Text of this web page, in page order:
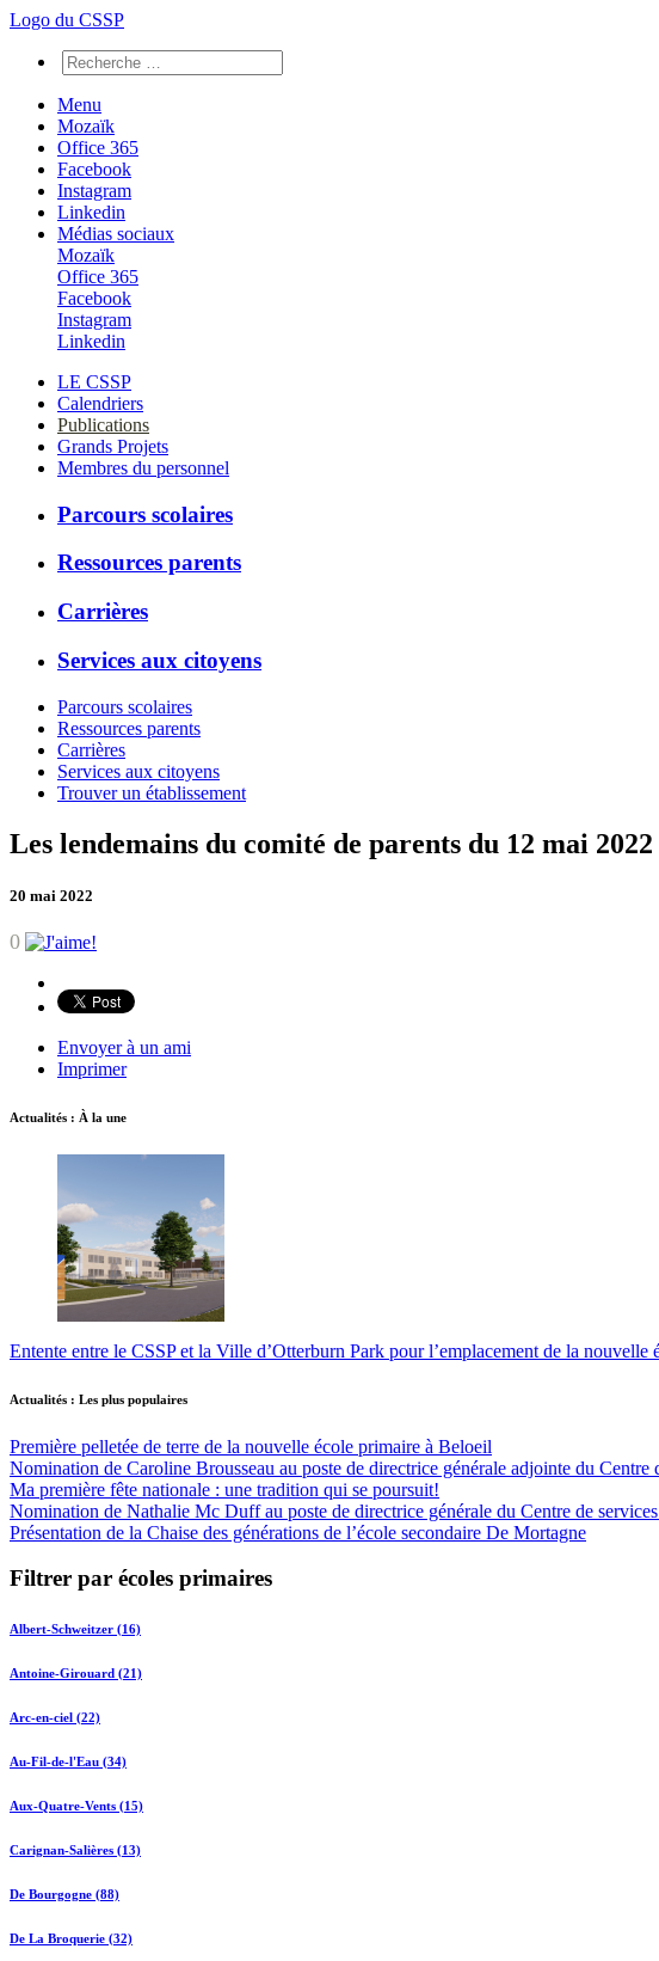
Logo du CSSP
Menu
Mozaïk
Office 365
Facebook
Instagram
Linkedin
Médias sociaux
Mozaïk
Office 365
Facebook
Instagram
Linkedin
LE CSSP
Calendriers
Publications
Grands Projets
Membres du personnel
Parcours scolaires
Ressources parents
Carrières
Services aux citoyens
Parcours scolaires
Ressources parents
Carrières
Services aux citoyens
Trouver un établissement
Les lendemains du comité de parents du 12 mai 2022
20 mai 2022
0
Envoyer à un ami
Imprimer
Actualités : À la une
Entente entre le CSSP et la Ville d’Otterburn Park pour l’emplacement de la nouvelle
Actualités : Les plus populaires
Première pelletée de terre de la nouvelle école primaire à Beloeil
Nomination de Caroline Brousseau au poste de directrice générale adjointe du Centre
Ma première fête nationale : une tradition qui se poursuit!
Nomination de Nathalie Mc Duff au poste de directrice générale du Centre de
Présentation de la Chaise des générations de l’école secondaire De Mortagne
Filtrer par écoles primaires
Albert-Schweitzer (16)
Antoine-Girouard (21)
Arc-en-ciel (22)
Au-Fil-de-l'Eau (34)
Aux-Quatre-Vents (15)
Carignan-Salières (13)
De Bourgogne (88)
De La Broquerie (32)